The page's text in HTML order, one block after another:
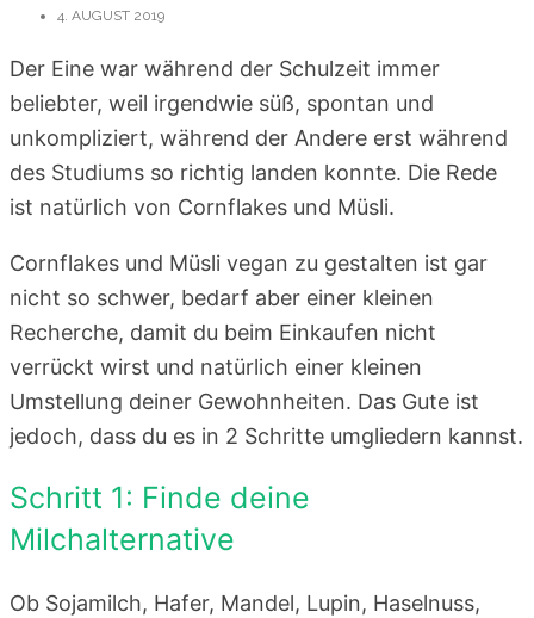
4. AUGUST 2019
Der Eine war während der Schulzeit immer
beliebter, weil irgendwie süß, spontan und
unkompliziert, während der Andere erst während
des Studiums so richtig landen konnte. Die Rede
ist natürlich von Cornflakes und Müsli.
Cornflakes und Müsli vegan zu gestalten ist gar
nicht so schwer, bedarf aber einer kleinen
Recherche, damit du beim Einkaufen nicht
verrückt wirst und natürlich einer kleinen
Umstellung deiner Gewohnheiten. Das Gute ist
jedoch, dass du es in 2 Schritte umgliedern kannst.
Schritt 1: Finde deine
Milchalternative
Ob Sojamilch, Hafer, Mandel, Lupin, Haselnuss,